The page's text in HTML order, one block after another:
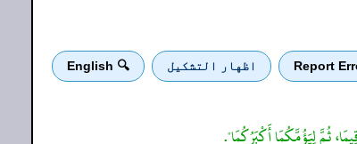
Report اظهار التشكيل 🔍 English
ثُمَّ لِيَؤُمَّكُمَا أَكْبَرُكُمَا".